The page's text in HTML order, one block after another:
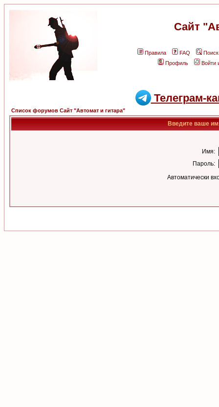
Сайт
Правила FAQ
Поиск
Профиль
Войти
Телеграм-
Список форумов Сайт "Автомат и гитара"
Введите ваше
Имя:
Пароль:
Автоматически